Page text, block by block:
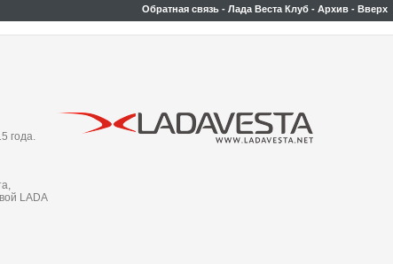
Обратная связь - Лада Веста Клуб - Архив - Вверх
года.
LADA